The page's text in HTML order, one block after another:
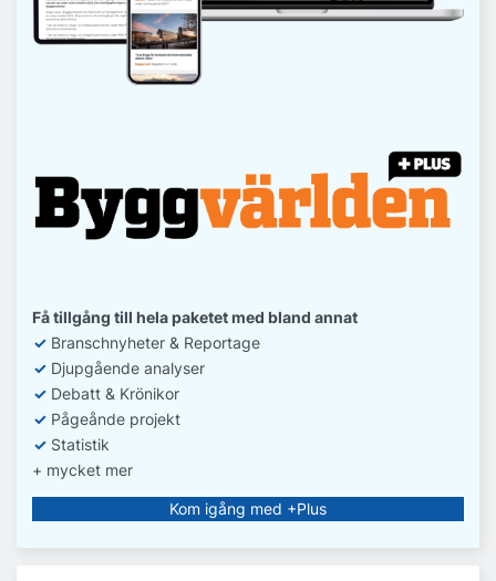
Få tillgång till hela paketet med bland annat
✓ Branschnyheter & Reportage
✓ Djupgående analyser
✓ Debatt & Krönikor
✓ Pågeånde projekt
✓ Statistik
+ mycket mer
Kom igång med +Plus